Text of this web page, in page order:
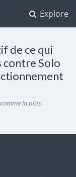
Explore
de ce qui
contre Solo
la plus